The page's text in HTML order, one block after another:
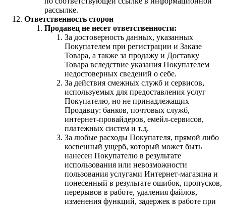
рассылке.
Ответственность сторон
Продавец не несет ответственности:
За достоверность данных, указанных
Покупателем при регистрации и Заказе
Товара, а также за продажу и Доставку
Товара вследствие указания Покупателем
недостоверных сведений о себе.
За действия смежных служб и сервисов,
используемых для предоставления услуг
Покупателю, но не принадлежащих
Продавцу: банков, почтовых служб,
интернет-провайдеров, емейл-сервисов,
платежных систем и т.д.
За любые расходы Покупателя, прямой либо
косвенный ущерб, который может быть
нанесен Покупателю в результате
использования или невозможности
пользования услугами Интернет-магазина и
понесенный в результате ошибок, пропусков,
перерывов в работе, удаления файлов,
изменения функций, задержек в работе при